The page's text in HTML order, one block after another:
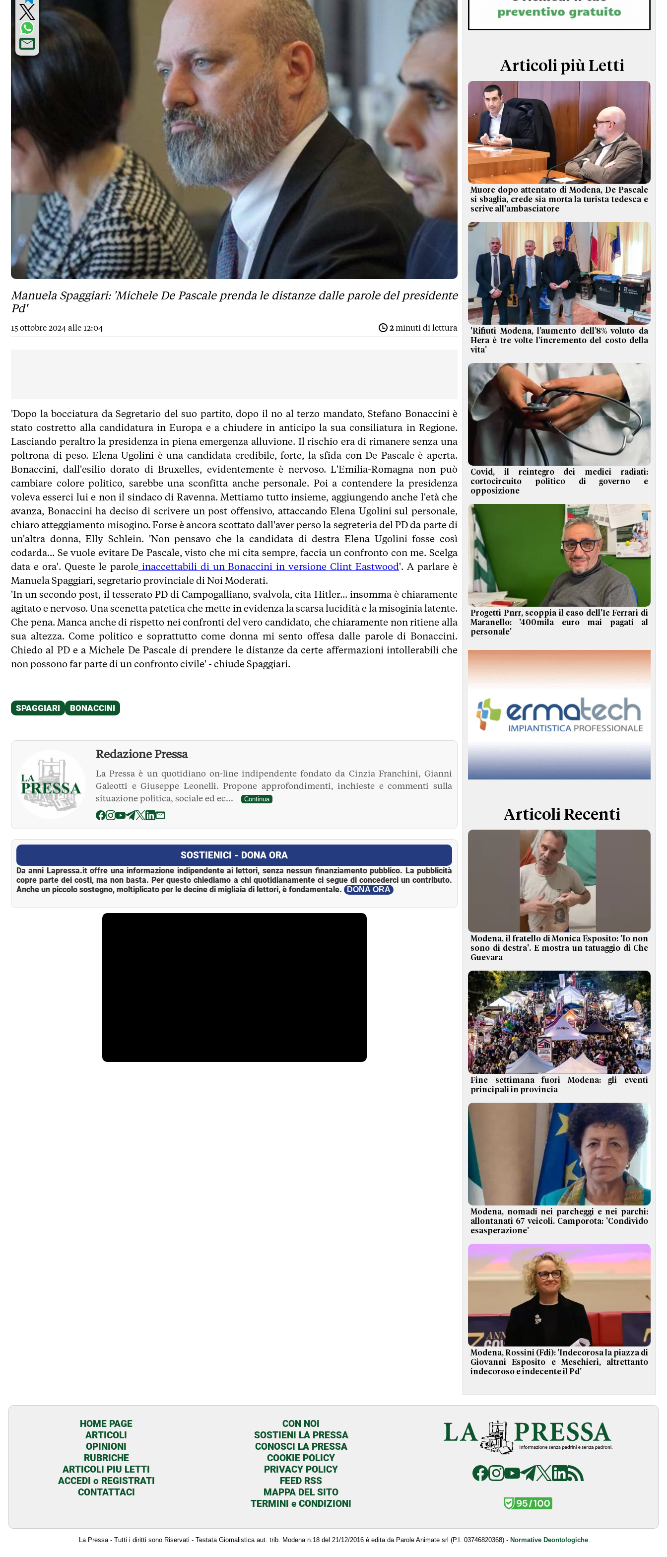
TERMINI e CONDIZIONI
Manuela Spaggiari: 'Michele De Pascale prenda le distanze dalle parole del presidente
Pd'
15 ottobre 2024 alle 12:04 2minuti di lettura
'Dopo la bocciatura da Segretario del suo partito, dopo il no al terzo mandato, Stefano Bonaccini è
stato costretto alla candidatura in Europa e a chiudere in anticipo la sua consiliatura in Regione.
Lasciando peraltro la presidenza in piena emergenza alluvione. Il rischio era di rimanere senza una
poltrona di peso. Elena Ugolini è una candidata credibile, forte, la sfida con De Pascale è aperta.
Bonaccini, dall'esilio dorato di Bruxelles, evidentemente è nervoso. L'Emilia-Romagna non può
cambiare colore politico, sarebbe una sconfitta anche personale. Poi a contendere la presidenza
voleva esserci lui e non il sindaco di Ravenna. Mettiamo tutto insieme, aggiungendo anche l'età che
avanza, Bonaccini ha deciso di scrivere un post offensivo, attaccando Elena Ugolini sul personale,
chiaro atteggiamento misogino. Forse è ancora scottato dall'aver perso la segreteria del PD da parte di
un'altra donna, Elly Schlein. 'Non pensavo che la candidata di destra Elena Ugolini fosse così
codarda... Se vuole evitare De Pascale, visto che mi cita sempre, faccia un confronto con me. Scelga
data e ora'. Queste le paroleinaccettabili di un Bonaccini in versione Clint Eastwood'. A parlare è
Manuela Spaggiari, segretario provinciale di Noi Moderati.
'In un secondo post, il tesserato PD di Campogalliano, svalvola, cita Hitler... insomma è chiaramente
agitato e nervoso. Una scenetta patetica che mette in evidenza la scarsa lucidità e la misoginia latente.
Che pena. Manca anche di rispetto nei confronti del vero candidato, che chiaramente non ritiene alla
sua altezza. Come politico e soprattutto come donna mi sento offesa dalle parole di Bonaccini.
Chiedo al PD e a Michele De Pascale di prendere le distanze da certe affermazioni intollerabili che
non possono far parte di un confronto civile' - chiude Spaggiari.
Redazione Pressa
La Pressa è un quotidiano on-line indipendente fondato da Cinzia Franchini, Gianni
Galeotti e Giuseppe Leonelli. Propone approfondimenti, inchieste e commenti sulla
situazione politica, sociale ed ec...
Continua
La Pressa
SOSTIENICI - DONA ORA
Da anni Lapressa.it offre una informazione indipendente ai lettori, senza nessun finanziamento pubblico. La pubblicità
copre parte dei costi, ma non basta. Per questo chiediamo a chi quotidianamente ci segue di concederci un contributo.
Anche un piccolo sostegno, moltiplicato per le decine di migliaia di lettori, è fondamentale.
DONA ORA
Articoli più Letti
Muore dopo attentato di Modena, De Pascale
si sbaglia, crede sia morta la turista tedesca e
scrive all'ambasciatore
'Rifiuti Modena, l’aumento dell’8% voluto da
Hera è tre volte l’incremento del costo della
vita'
Covid, il reintegro dei medici radiati:
cortocircuito politico di governo e
opposizione
Progetti Pnrr, scoppia il caso dell'Ic Ferrari di
Maranello: '400mila euro mai pagati al
personale'
Articoli Recenti
Modena, il fratello di Monica Esposito: 'Io non
sono di destra'. E mostra un tatuaggio di Che
Guevara
Fine settimana fuori Modena: gli eventi
principali in provincia
Modena, nomadi nei parcheggi e nei parchi:
allontanati 67 veicoli. Camporota: 'Condivido
esasperazione'
Modena, Rossini (Fdi): 'Indecorosa la piazza di
Giovanni Esposito e Meschieri, altrettanto
indecoroso e indecente il Pd'
HOME PAGE
ARTICOLI
OPINIONI
RUBRICHE
ARTICOLI PIU LETTI
ACCEDI o REGISTRATI
CONTATTACI
CON NOI
SOSTIENI LA PRESSA
CONOSCI LA PRESSA
COOKIE POLICY
PRIVACY POLICY
FEED RSS
MAPPA DEL SITO
TERMINI e CONDIZIONI
La Pressa - Tutti i diritti sono Riservati - Testata Giornalistica aut. trib. Modena n.18 del 21/12/2016 è edita da Parole Animate srl (P.I. 03746820368) - Normative Deontologiche